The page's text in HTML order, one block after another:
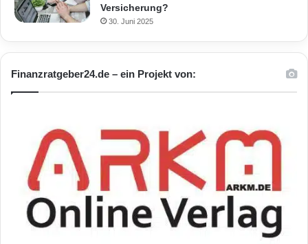
Versicherung?
30. Juni 2025
Finanzratgeber24.de – ein Projekt von: